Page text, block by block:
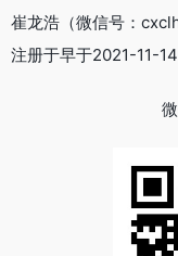
崔龙浩（微信号：
注册于早于2021-11-